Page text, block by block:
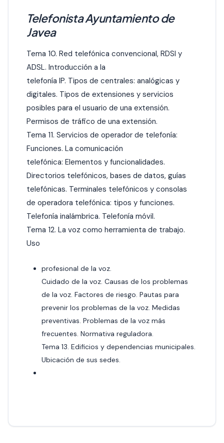
Telefonista Ayuntamiento de
Javea
Tema 10. Red telefónica convencional, RDSI y
ADSL. Introducción a la
telefonía IP. Tipos de centrales: analógicas y
digitales. Tipos de extensiones y servicios
posibles para el usuario de una extensión.
Permisos de tráfico de una extensión.
Tema 11. Servicios de operador de telefonía:
Funciones. La comunicación
telefónica: Elementos y funcionalidades.
Directorios telefónicos, bases de datos, guías
telefónicas. Terminales telefónicos y consolas
de operadora telefónica: tipos y funciones.
Telefonía inalámbrica. Telefonía móvil.
Tema 12. La voz como herramienta de trabajo.
Uso
profesional de la voz.
Cuidado de la voz. Causas de los problemas
de la voz. Factores de riesgo. Pautas para
prevenir los problemas de la voz. Medidas
preventivas. Problemas de la voz más
frecuentes. Normativa reguladora.
Tema 13. Edificios y dependencias municipales.
Ubicación de sus sedes.